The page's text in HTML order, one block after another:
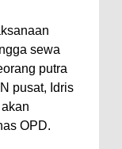
sewa
putra
pusat, Idris
OPD.